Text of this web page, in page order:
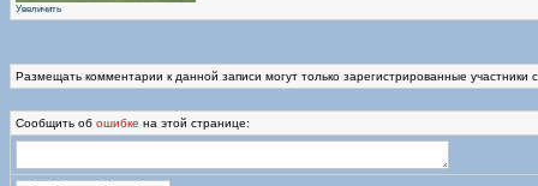
Увеличить
Размещать комментарии к данной записи могут только зарегистрированные участники
Сообщить об ошибке на этой странице: